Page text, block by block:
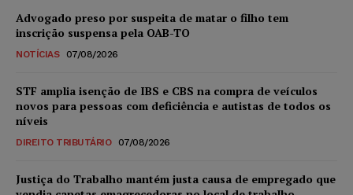
Advogado preso por suspeita de matar o filho tem
inscrição suspensa pela OAB-TO
NOTÍCIAS 07/08/2026
STF amplia isenção de IBS e CBS na compra de veículos
novos para pessoas com deficiência e autistas de todos os
níveis
DIREITO TRIBUTÁRIO 07/08/2026
Justiça do Trabalho mantém justa causa de empregado que